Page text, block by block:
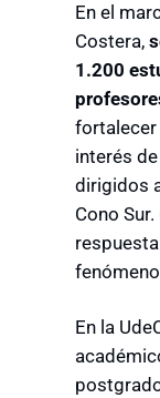
En el
Costera,
1.200
fortalecer
interés
dirigidos
Cono
En la